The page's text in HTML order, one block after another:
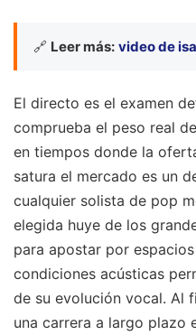
🔗 Leer más: video de
El directo es el examen
comprueba el peso real
en tiempos donde la
satura el mercado es un
cualquier solista de pop
elegida huye de los
para apostar por
condiciones acústicas
de su evolución vocal. Al
una carrera a largo plazo